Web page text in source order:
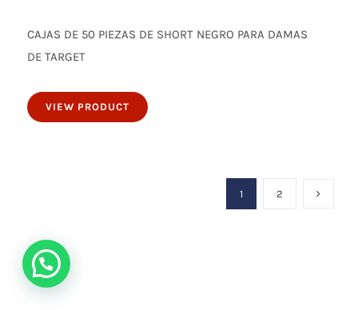
50 piezas de short negro para damas
CAJAS DE 50 PIEZAS DE SHORT NEGRO PARA DAMAS
DE TARGET
VIEW PRODUCT
1 2